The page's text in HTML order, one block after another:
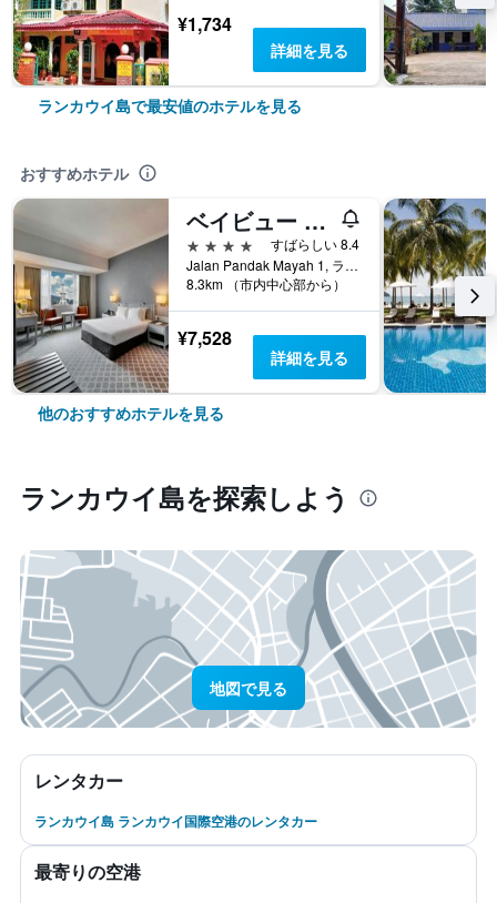
¥1,734
詳細を見る
ランカウイ島で最安値のホテルを見る
おすすめホテル
ベイビュー ホテル ランカウイ
4つ星
すばらしい 8.4
Jalan Pandak Mayah 1, ランカウイ島, マレーシア
8.3km （市内中心部から）
¥7,528
詳細を見る
他のおすすめホテルを見る
ランカウイ島​を探索しよう
地図で見る
レンタカー
ランカウイ島 ランカウイ国際空港のレンタカー
最寄りの空港